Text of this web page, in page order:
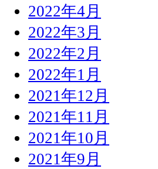
2022年4月
2022年3月
2022年2月
2022年1月
2021年12月
2021年11月
2021年10月
2021年9月